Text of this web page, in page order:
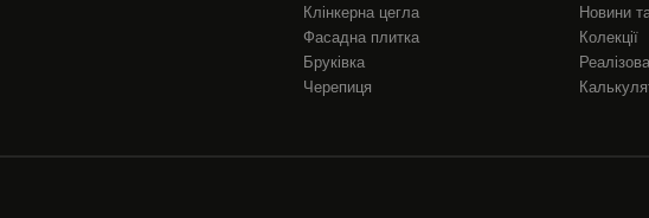
Клінкерна цегла
Фасадна плитка
Бруківка
Черепиця
Новини
Колекції